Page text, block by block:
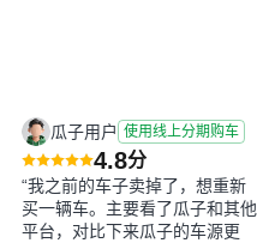
瓜子用户 使用线上分期购车
4.8分
“我之前的车子卖掉了，想重新
买一辆车。主要看了瓜子和其他
平台，对比下来瓜子的车源更